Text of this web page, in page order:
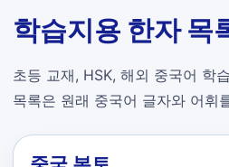
학습지용 한자 목
초등 교재, HSK, 해외 중국어 학
목록은 원래 중국어 글자와 어휘